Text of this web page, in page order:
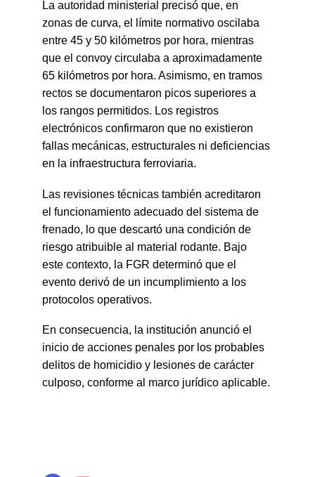
La autoridad ministerial precisó que, en
zonas de curva, el límite normativo oscilaba
entre 45 y 50 kilómetros por hora, mientras
que el convoy circulaba a aproximadamente
65 kilómetros por hora. Asimismo, en tramos
rectos se documentaron picos superiores a
los rangos permitidos. Los registros
electrónicos confirmaron que no existieron
fallas mecánicas, estructurales ni deficiencias
en la infraestructura ferroviaria.
Las revisiones técnicas también acreditaron
el funcionamiento adecuado del sistema de
frenado, lo que descartó una condición de
riesgo atribuible al material rodante. Bajo
este contexto, la FGR determinó que el
evento derivó de un incumplimiento a los
protocolos operativos.
En consecuencia, la institución anunció el
inicio de acciones penales por los probables
delitos de homicidio y lesiones de carácter
culposo, conforme al marco jurídico aplicable.